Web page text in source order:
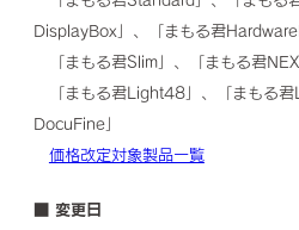
DisplayBox」、「まもる君
「まもる君Slim」、「まもる君
「まもる君Light48」、「まもる君
DocuFine」
価格改定対象製品一覧
■ 変更日